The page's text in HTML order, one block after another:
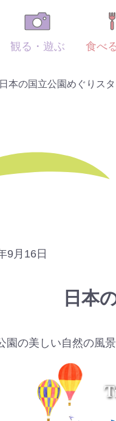
観る・遊ぶ 食べ
日本の国立公園めぐりス
9月16日
日本
園の美しい自然の風